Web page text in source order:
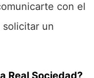
con el
un
Real Sociedad?